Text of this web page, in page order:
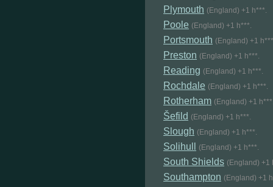
Plymouth (England) +1 h***.
Poole (England) +1 h***.
Portsmouth (England) +1
Preston (England) +1 h***.
Reading (England) +1 h***.
Rochdale (England) +1 h***.
Rotherham (England) +1 h***.
Šefild (England) +1 h***.
Slough (England) +1 h***.
Solihull (England) +1 h***.
South Shields (England) +1
Southampton (England) +1